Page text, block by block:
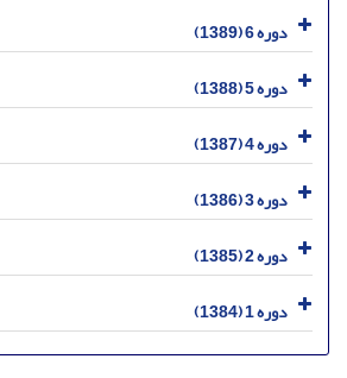
دوره 6 (1389)
دوره 5 (1388)
دوره 4 (1387)
دوره 3 (1386)
دوره 2 (1385)
دوره 1 (1384)